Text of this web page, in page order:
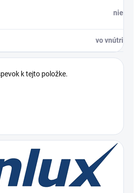
nie
vo vnútri
k tejto položke.